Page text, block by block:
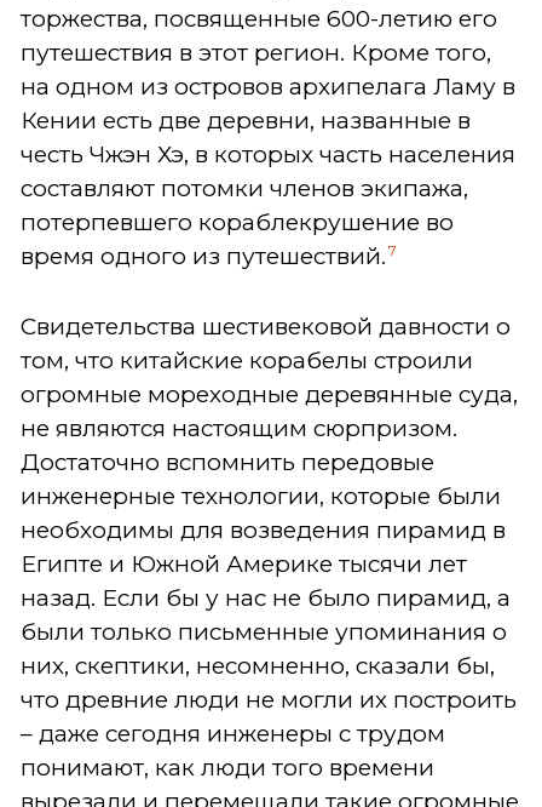
торжества, посвященные 600-летию его
путешествия в этот регион. Кроме того,
на одном из островов архипелага Ламу в
Кении есть две деревни, названные в
честь Чжэн Хэ, в которых часть населения
составляют потомки членов экипажа,
потерпевшего кораблекрушение во
время одного из путешествий. 7
Свидетельства шестивековой давности о
том, что китайские корабелы строили
огромные мореходные деревянные суда,
не являются настоящим сюрпризом.
Достаточно вспомнить передовые
инженерные технологии, которые были
необходимы для возведения пирамид в
Египте и Южной Америке тысячи лет
назад. Если бы у нас не было пирамид, а
были только письменные упоминания о
них, скептики, несомненно, сказали бы,
что древние люди не могли их построить
– даже сегодня инженеры с трудом
понимают, как люди того времени